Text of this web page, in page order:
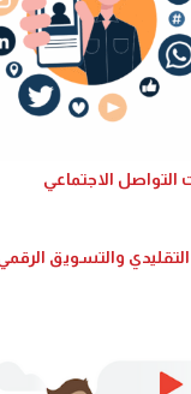
الاجتماعي
والتسويق